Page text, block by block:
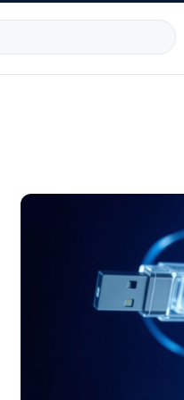
49E-posta:info@dijinika.net